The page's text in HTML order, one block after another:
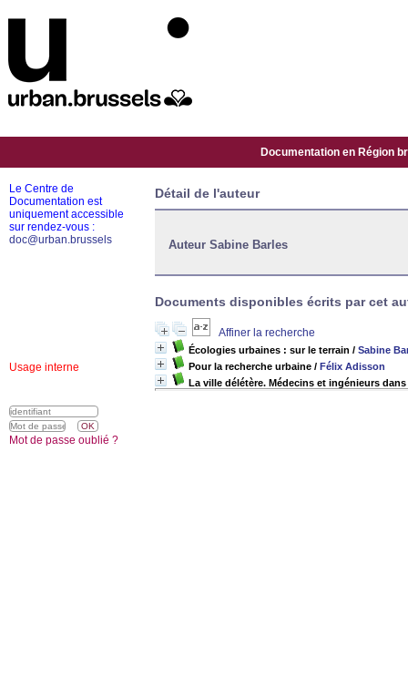
Documentation en Région
Détail de l'auteur
Auteur Sabine Barles
Documents disponibles écrits par cet
Affiner la recherche
Écologies urbaines : sur le terrain / Sabine
Pour la recherche urbaine / Félix Adisson
La ville délétère. Médecins et ingénieurs
Le Centre de
Documentation est
uniquement accessible
sur rendez-vous :
doc@urban.brussels
Usage interne
Mot de passe oublié ?